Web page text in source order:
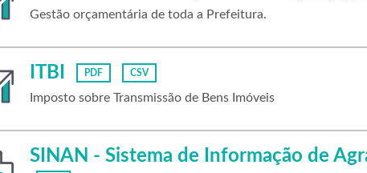
Gestão orçamentária de toda a Prefeitura.
ITBI PDF CSV
Imposto sobre Transmissão de Bens Imóveis
SINAN - Sistema de Informação de